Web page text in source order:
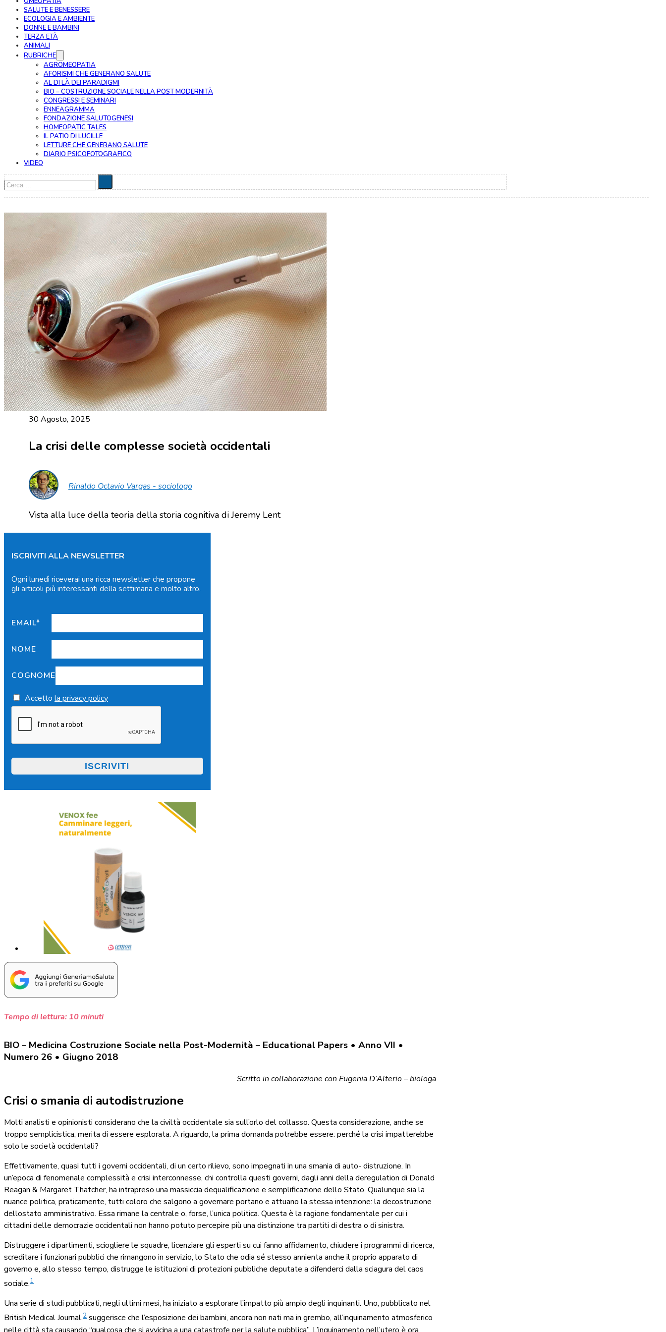
SALUTE E BENESSERE
ECOLOGIA E AMBIENTE
DONNE E BAMBINI
TERZA ETÀ
ANIMALI
RUBRICHE
AGROMEOPATIA
AFORISMI CHE GENERANO SALUTE
AL DI LÀ DEI PARADIGMI
BIO – COSTRUZIONE SOCIALE NELLA POST MODERNITÀ
CONGRESSI E SEMINARI
ENNEAGRAMMA
FONDAZIONE SALUTOGENESI
HOMEOPATIC TALES
IL PATIO DI LUCILLE
LETTURE CHE GENERANO SALUTE
DIARIO PSICOFOTOGRAFICO
VIDEO
Cerca
30 Agosto, 2025
La crisi delle complesse società occidentali
Rinaldo Octavio Vargas - sociologo
Vista alla luce della teoria della storia cognitiva di Jeremy Lent
ISCRIVITI ALLA NEWSLETTER
Ogni lunedì riceverai una ricca newsletter che propone
gli articoli più interessanti della settimana e molto altro.
EMAIL*
NOME
COGNOME
Accetto la privacy policy
Tempo di lettura: 10minuti
BIO – Medicina Costruzione Sociale nella Post-Modernità – Educational Papers • Anno VII •
Numero 26 • Giugno 2018
Scritto in collaborazione con Eugenia D’Alterio – biologa
Crisi o smania di autodistruzione
Molti analisti e opinionisti considerano che la civiltà occidentale sia sull’orlo del collasso. Questa considerazione, anche se
troppo semplicistica, merita di essere esplorata. A riguardo, la prima domanda potrebbe essere: perché la crisi impatterebbe
solo le società occidentali?
Effettivamente, quasi tutti i governi occidentali, di un certo rilievo, sono impegnati in una smania di auto- distruzione. In
un’epoca di fenomenale complessità e crisi interconnesse, chi controlla questi governi, dagli anni della deregulation di Donald
Reagan & Margaret Thatcher, ha intrapreso una massiccia dequalificazione e semplificazione dello Stato. Qualunque sia la
nuance politica, praticamente, tutti coloro che salgono a governare portano e attuano la stessa intenzione: la decostruzione
dellostato amministrativo. Essa rimane la centrale o, forse, l’unica politica. Questa è la ragione fondamentale per cui i
cittadini delle democrazie occidentali non hanno potuto percepire più una distinzione tra partiti di destra o di sinistra.
Distruggere i dipartimenti, sciogliere le squadre, licenziare gli esperti su cui fanno affidamento, chiudere i programmi di ricerca,
screditare i funzionari pubblici che rimangono in servizio, lo Stato che odia sé stesso annienta anche il proprio apparato di
governo e, allo stesso tempo, distrugge le istituzioni di protezioni pubbliche deputate a difenderci dalla sciagura del caos
sociale.1
Una serie di studi pubblicati, negli ultimi mesi, ha iniziato a esplorare l’impatto più ampio degli inquinanti. Uno, pubblicato nel
British Medical Journal,2 suggerisce che l’esposizione dei bambini, ancora non nati ma in grembo, all’inquinamento atmosferico